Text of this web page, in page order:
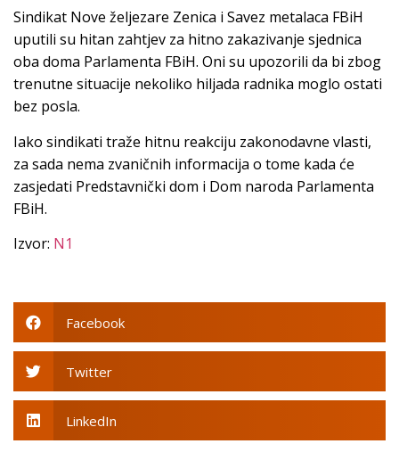
Sindikat Nove željezare Zenica i Savez metalaca FBiH
uputili su hitan zahtjev za hitno zakazivanje sjednica
oba doma Parlamenta FBiH. Oni su upozorili da bi zbog
trenutne situacije nekoliko hiljada radnika moglo ostati
bez posla.
Iako sindikati traže hitnu reakciju zakonodavne vlasti,
za sada nema zvaničnih informacija o tome kada će
zasjedati Predstavnički dom i Dom naroda Parlamenta
FBiH.
Izvor: N1
Facebook
Twitter
LinkedIn